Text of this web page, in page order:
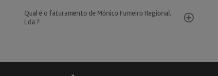
Qual é o faturamento de Mónico Fumeiro Regional,
Lda.?